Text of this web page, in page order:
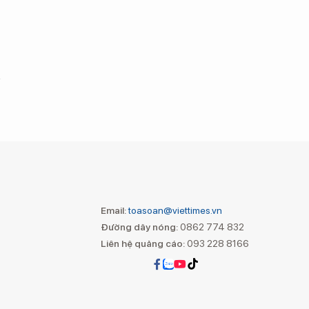
Email:toasoan@viettimes.vn
Đường dây nóng: 0862 774 832
Liên hệ quảng cáo: 093 228 8166